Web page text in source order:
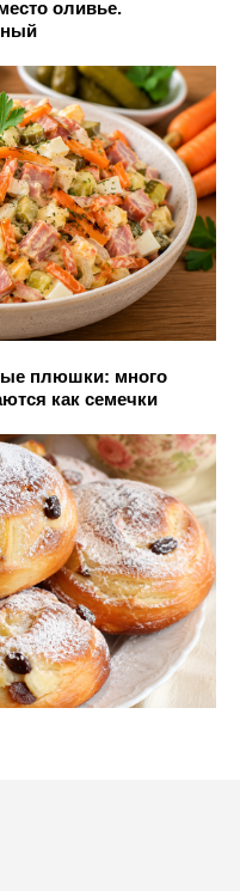
оливье.
плюшки: много
как семечки